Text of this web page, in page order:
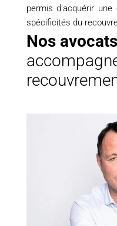
permis d’acquérir
spécificités du
Nos